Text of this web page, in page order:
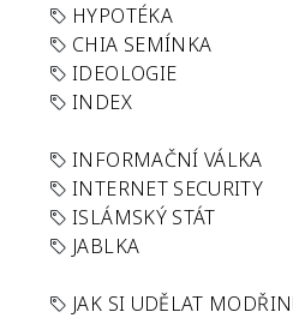
HYPOTÉKA
CHIA SEMÍNKA
IDEOLOGIE
INDEX
INFORMAČNÍ VÁLKA
INTERNET SECURITY
ISLÁMSKÝ STÁT
JABLKA
JAK SI UDĚLAT